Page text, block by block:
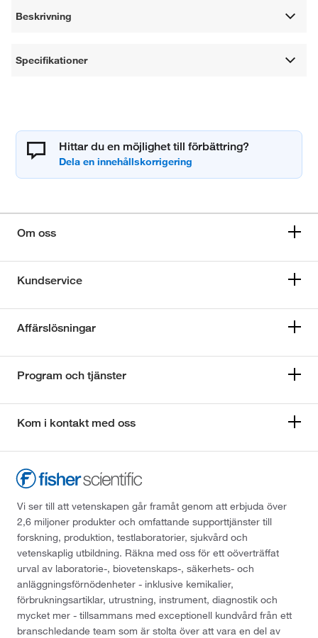
Beskrivning
Specifikationer
Hittar du en möjlighet till förbättring?
Om oss
Kundservice
Affärslösningar
Program och tjänster
Kom i kontakt med oss
Vi ser till att vetenskapen går framåt genom att erbjuda över
2,6 miljoner produkter och omfattande supporttjänster till
forskning, produktion, testlaboratorier, sjukvård och
vetenskaplig utbildning. Räkna med oss för ett oöverträffat
urval av laboratorie-, biovetenskaps-, säkerhets- och
anläggningsförnödenheter - inklusive kemikalier,
förbrukningsartiklar, utrustning, instrument, diagnostik och
mycket mer - tillsammans med exceptionell kundvård från ett
branschledande team som är stolta över att vara en del av